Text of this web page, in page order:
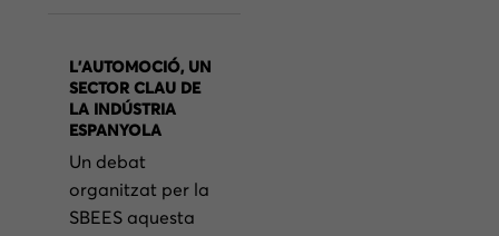
L’AUTOMOCIÓ, UN
SECTOR CLAU DE
LA INDÚSTRIA
ESPANYOLA
Un debat
organitzat per la
SBEES aquesta